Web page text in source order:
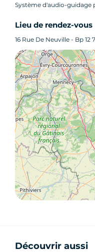
Système d'audio-guidage
Lieu de rendez-vous
16 Rue De Neuville - Bp 12
Découvrir aussi